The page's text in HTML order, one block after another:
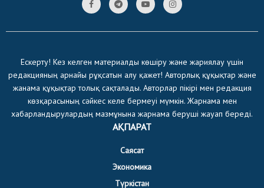
Ескерту! Кез келген материалды көшіру және жариялау үшін
редакцияның арнайы рұқсатын алу қажет! Авторлық құқықтар және
жанама құқықтар толық сақталады. Авторлар пікірі мен редакция
көзқарасының сәйкес келе бермеуі мүмкін. Жарнама мен
хабарландырулардың мазмұнына жарнама беруші жауап береді.
АҚПАРАТ
Саясат
Экономика
Түркістан